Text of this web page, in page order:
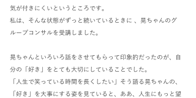
気が付きにくいというところです。
私は、そんな状態がずっと続いているときに 、晃ちゃんのグ
ループコンサルを受講しました。
晃ちゃんといろいろ話をさせてもらって印象的だったのが、自
分の「好き」をとても大切にしていることでした。
「人生で笑っている時間を長くしたい」そう語る晃ちゃんの、
「好き」を大事にする姿を見ていると、ああ、人生にもっと望